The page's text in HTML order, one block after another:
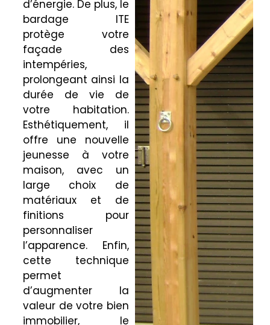
d’énergie. De plus, le
bardage ITE
protège votre
façade des
intempéries,
prolongeant ainsi la
durée de vie de
votre habitation.
Esthétiquement, il
offre une nouvelle
jeunesse à votre
maison, avec un
large choix de
matériaux et de
finitions pour
personnaliser
l’apparence. Enfin,
cette technique
permet
d’augmenter la
valeur de votre bien
immobilier, le